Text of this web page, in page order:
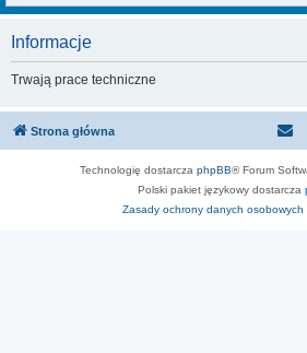
Informacje
Trwają prace techniczne
Strona główna
Technologię dostarcza phpBB® Forum
Polski pakiet językowy dostarcza
Zasady ochrony danych osobowych